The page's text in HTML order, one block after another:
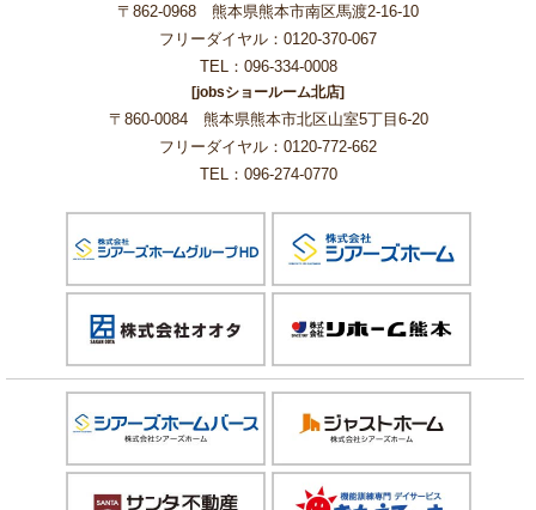
〒862-0968 熊本県熊本市南区馬渡2-16-10
フリーダイヤル：0120-370-067
TEL：096-334-0008
[jobsショールーム北店]
〒860-0084 熊本県熊本市北区山室5丁目6-20
フリーダイヤル：0120-772-662
TEL：096-274-0770